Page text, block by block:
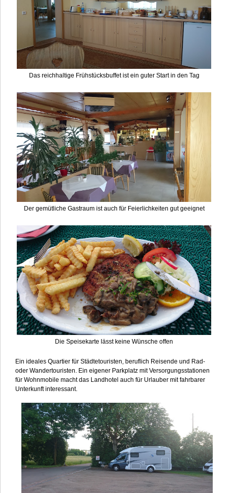
Das reichhaltige Frühstücksbuffet ist ein guter Start in den Tag
Der gemütliche Gastraum ist auch für Feierlichkeiten gut geeignet
Die Speisekarte lässt keine Wünsche offen
Ein ideales Quartier für Städtetouristen, beruflich Reisende und Rad-
oder Wandertouristen. Ein eigener Parkplatz mit Versorgungsstationen
für Wohnmobile macht das Landhotel auch für Urlauber mit fahrbarer
Unterkunft interessant.